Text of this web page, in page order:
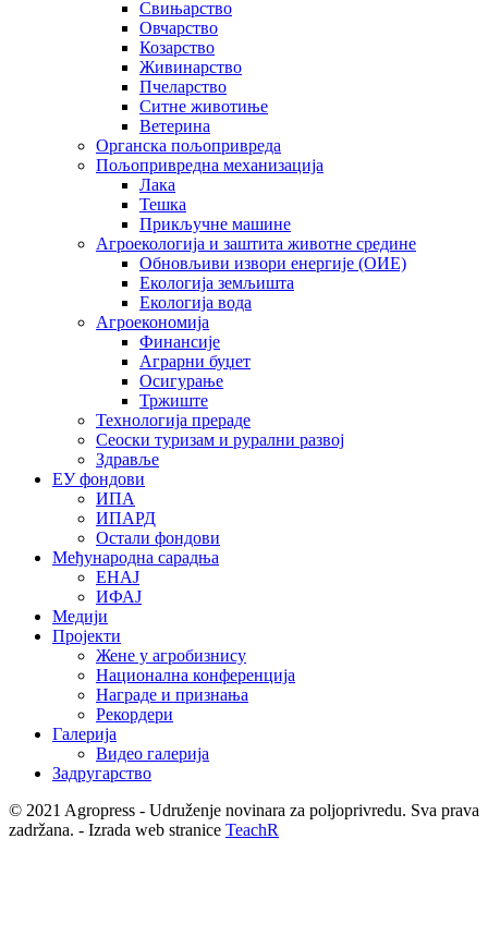
Свињарство
Овчарство
Козарство
Живинарство
Пчеларство
Ситне животиње
Ветерина
Органска пољопривреда
Пољопривредна механизација
Лака
Тешка
Прикључне машине
Агроекологија и заштита животне средине
Обновљиви извори енергије (ОИЕ)
Екологија земљишта
Екологија вода
Агроекономија
Финансије
Аграрни буџет
Осигурање
Тржиште
Технологија прераде
Сеоски туризам и рурални развој
Здравље
ЕУ фондови
ИПА
ИПАРД
Остали фондови
Међународна сарадња
ЕНАЈ
ИФАЈ
Медији
Пројекти
Жене у агробизнису
Национална конференција
Награде и признања
Рекордери
Галерија
Видео галерија
Задругарство
© 2021 Agropress - Udruženje novinara za poljoprivredu. Sva prava
zadržana. - Izrada web stranice TeachR